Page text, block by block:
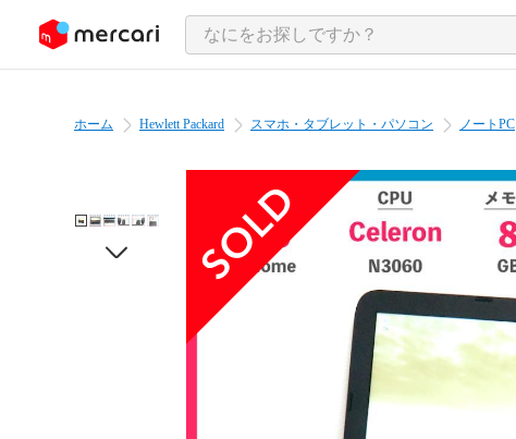
ツにスキップ
ホーム Hewlett Packard スマホ・タブレット・パソコン ノートPC